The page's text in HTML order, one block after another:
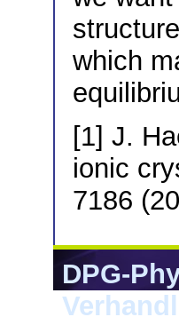
which
[1] J.
ionic
7186
DPG-